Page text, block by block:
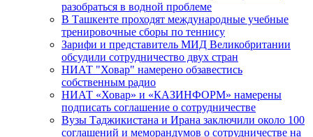
разобраться в водной проблеме
В Ташкенте проходят международные учебные
тренировочные сборы по теннису
Зарифи и представитель МИД Великобритании
обсудили сотрудничество двух стран
НИАТ "Ховар" намерено обзавестись
собственным радио
НИАТ «Ховар» и «КАЗИНФОРМ» намерены
подписать соглашение о сотрудничестве
Вузы Таджикистана и Ирана заключили около 100
соглашений и меморандумов о сотрудничестве на